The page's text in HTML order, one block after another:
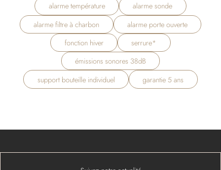
alarme température
alarme sonde
alarme filtre à charbon
alarme porte ouverte
fonction hiver
serrure*
émissions sonores 38dB
support bouteille individuel
garantie 5 ans